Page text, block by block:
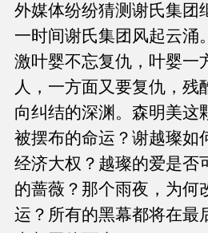
外媒体纷纷猜测谢氏集团
一时间谢氏集团风起云涌
激叶婴不忘复仇，叶婴一
人，一方面又要复仇，残
向纠结的深渊。森明美这
被摆布的命运？谢越璨如
经济大权？越璨的爱是否
的蔷薇？那个雨夜，为何
运？所有的黑幕都将在最